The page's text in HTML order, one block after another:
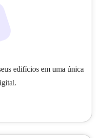
edifícios em uma única